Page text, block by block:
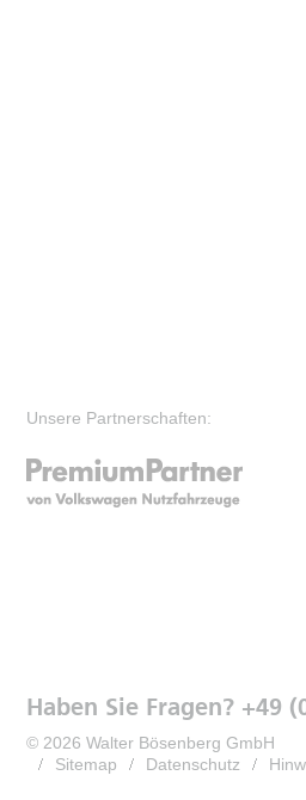
Unsere Partnerschaften:
Haben Sie Fragen? +49
© 2026 Walter Bösenberg GmbH
Sitemap
Datenschutz